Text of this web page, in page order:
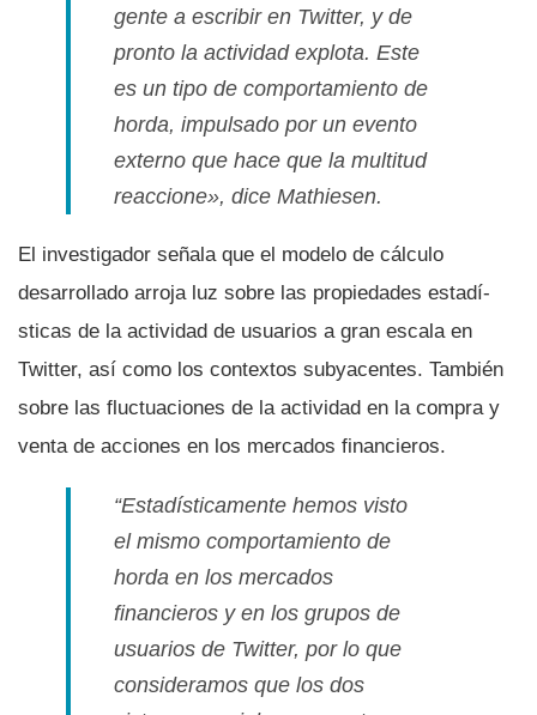
gente a escribir en Twitter, y de
pronto la actividad explota. Este
es un tipo de comportamiento de
horda, impulsado por un evento
externo que hace que la multitud
reaccione», dice Mathiesen.
El investigador señala que el modelo de cálculo
desarrollado arroja luz sobre las propiedades estadí­
sticas de la actividad de usuarios a gran escala en
Twitter, así­ como los contextos subyacentes. También
sobre las fluctuaciones de la actividad en la compra y
venta de acciones en los mercados financieros.
“Estadí­sticamente hemos visto
el mismo comportamiento de
horda en los mercados
financieros y en los grupos de
usuarios de Twitter, por lo que
consideramos que los dos